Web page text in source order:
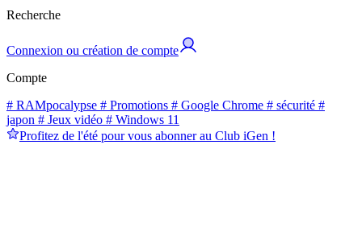
Recherche
Connexion ou création de compte
Compte
# RAMpocalypse # Promotions # Google Chrome # sécurité #
japon # Jeux vidéo # Windows 11
Profitez de l'été pour vous abonner au Club iGen !